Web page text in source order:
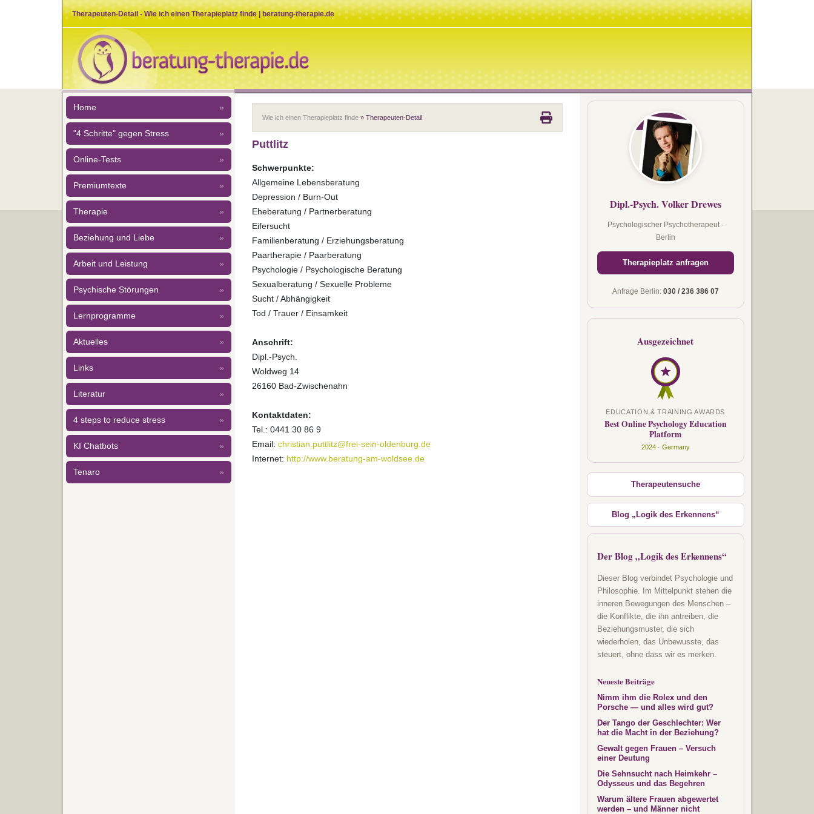
Therapeuten-Detail - Wie ich einen Therapieplatz finde | beratung-therapie.de
Home »
"4 Schritte" gegen Stress »
Online-Tests »
Premiumtexte »
Therapie »
Beziehung und Liebe »
Arbeit und Leistung »
Psychische Störungen »
Lernprogramme »
Aktuelles »
Links »
Literatur »
4 steps to reduce stress »
KI Chatbots »
Tenaro »
Wie ich einen Therapieplatz finde» Therapeuten-Detail
Puttlitz
Schwerpunkte:
Allgemeine Lebensberatung
Depression / Burn-Out
Eheberatung / Partnerberatung
Eifersucht
Familienberatung / Erziehungsberatung
Paartherapie / Paarberatung
Psychologie / Psychologische Beratung
Sexualberatung / Sexuelle Probleme
Sucht / Abhängigkeit
Tod / Trauer / Einsamkeit
Anschrift:
Dipl.-Psych.
Woldweg 14
26160 Bad-Zwischenahn
Kontaktdaten:
Tel.: 0441 30 86 9
Email: christian.puttlitz@frei-sein-oldenburg.de
Internet: http://www.beratung-am-woldsee.de
Dipl.-Psych. Volker Drewes
Psychologischer Psychotherapeut ·
Berlin
Therapieplatz anfragen
Anfrage Berlin: 030 / 236 386 07
Ausgezeichnet
EDUCATION & TRAINING AWARDS
Best Online Psychology Education
Platform
2024 · Germany
Therapeutensuche
Blog „Logik des Erkennens“
Der Blog „Logik des Erkennens“
Dieser Blog verbindet Psychologie und
Philosophie. Im Mittelpunkt stehen die
inneren Bewegungen des Menschen –
die Konflikte, die ihn antreiben, die
Beziehungsmuster, die sich
wiederholen, das Unbewusste, das
steuert, ohne dass wir es merken.
Neueste Beiträge
Nimm ihm die Rolex und den
Porsche — und alles wird gut?
Der Tango der Geschlechter: Wer
hat die Macht in der Beziehung?
Gewalt gegen Frauen – Versuch
einer Deutung
Die Sehnsucht nach Heimkehr –
Odysseus und das Begehren
Warum ältere Frauen abgewertet
werden – und Männer nicht